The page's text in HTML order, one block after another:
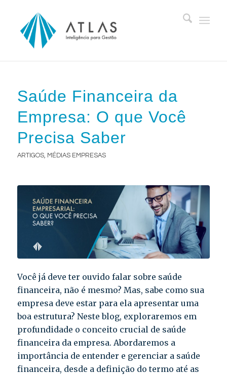
Saúde Financeira da
Empresa: O que Você
Precisa Saber
ARTIGOS, MÉDIAS EMPRESAS
Você já deve ter ouvido falar sobre saúde
financeira, não é mesmo? Mas, sabe como sua
empresa deve estar para ela apresentar uma
boa estrutura? Neste blog, exploraremos em
profundidade o conceito crucial de saúde
financeira da empresa. Abordaremos a
importância de entender e gerenciar a saúde
financeira, desde a definição do termo até as